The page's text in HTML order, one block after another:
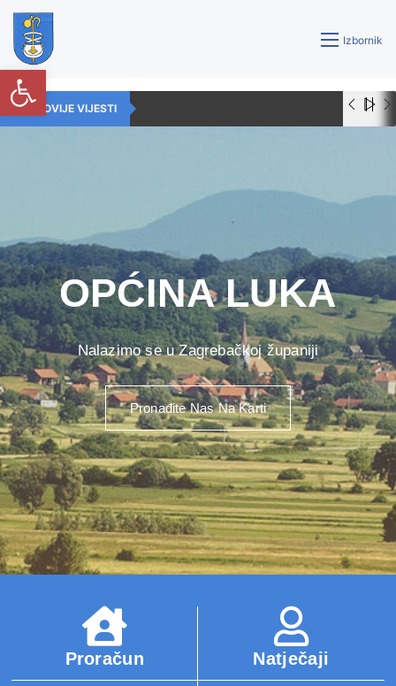
Izbornik
NAJNOVIJE VIJESTI
OPĆINA LUKA
Nalazimo se u Zagrebačkoj županiji
Pronađite Nas Na Karti
Proračun Natječaji
Open toolbar